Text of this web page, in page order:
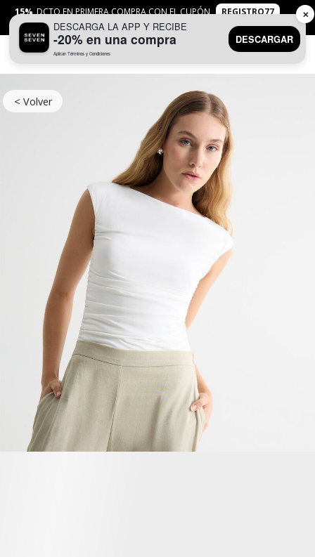
15% DCTO EN PRIMERA COMPRA CON EL CUPÓN
REGISTRO77
APLICANTYC
< Volver
DESCARGA LA APP Y RECIBE
-20% en una compra
Aplican Términos y Condiciones
DESCARGAR
✕